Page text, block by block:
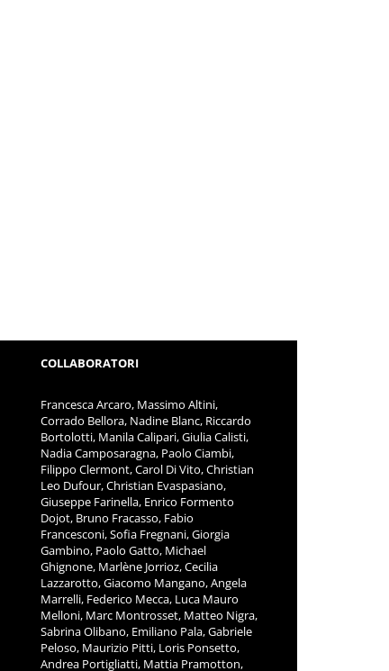
COLLABORATORI
Francesca Arcaro, Massimo Altini,
Corrado Bellora, Nadine Blanc, Riccardo
Bortolotti, Manila Calipari, Giulia Calisti,
Nadia Camposaragna, Paolo Ciambi,
Filippo Clermont, Carol Di Vito, Christian
Leo Dufour, Christian Evaspasiano,
Giuseppe Farinella, Enrico Formento
Dojot, Bruno Fracasso, Fabio
Francesconi, Sofia Fregnani, Giorgia
Gambino, Paolo Gatto, Michael
Ghignone, Marlène Jorrioz, Cecilia
Lazzarotto, Giacomo Mangano, Angela
Marrelli, Federico Mecca, Luca Mauro
Melloni, Marc Montrosset, Matteo Nigra,
Sabrina Olibano, Emiliano Pala, Gabriele
Peloso, Maurizio Pitti, Loris Ponsetto,
Andrea Portigliatti, Mattia Pramotton,